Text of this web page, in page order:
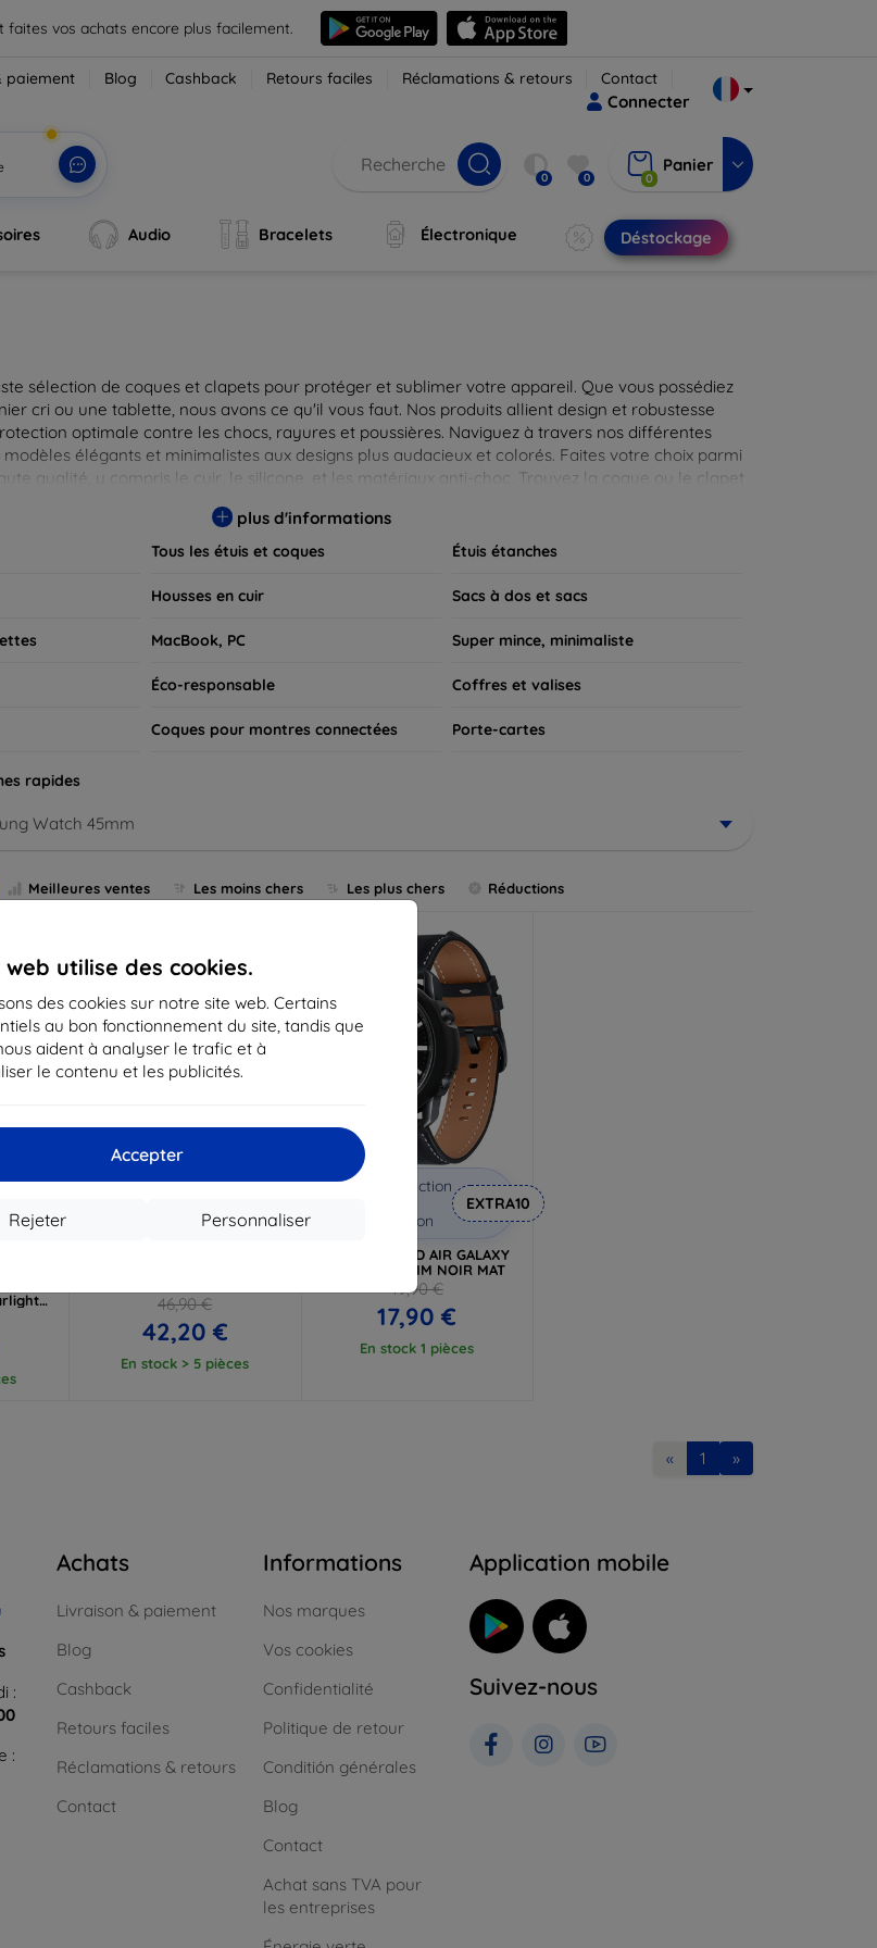
faites vos achats encore plus facilement.
web utilise des cookies.
des cookies sur notre site web. Certains
au bon fonctionnement du site, tandis que
aident à analyser le trafic et à
le contenu et les publicités.
Accepter
Personnaliser
Rejeter
paiement Blog Cashback Retours faciles Réclamations & retours Contact
Connecter
0 0 0
Panier
Audio Bracelets Électronique Déstockage
sélection de coques et clapets pour protéger et sublimer votre appareil. Que vous possédiez
cri ou une tablette, nous avons ce qu'il vous faut. Nos produits allient design et robustesse
optimale contre les chocs, rayures et poussières. Naviguez à travers nos différentes
élégants et minimalistes aux designs plus audacieux et colorés. Faites votre choix parmi
qualité, y compris le cuir, le silicone, et les matériaux anti-choc. Trouvez la coque ou le clapet
plus d'informations
Tous les étuis et coques Étuis étanches
Housses en cuir Sacs à dos et sacs
MacBook, PC Super mince, minimaliste
Éco-responsable Coffres et valises
Coques pour montres connectées Porte-cartes
rapides
Watch 45mm
Meilleures ventes Les moins chers Les plus chers Réductions
/ 5
Réduction
46,90 €
42,20 €
En stock > 5 pièces
Réduction
coupon
EXTRA10
SPIGEN LIQUID AIR GALAXY
WATCH 3 45MM NOIR MAT
19,90 €
17,90 €
En stock 1 pièces
« 1 »
:
:
Achats
Livraison & paiement
Blog
Cashback
Retours faciles
Réclamations & retours
Contact
Informations
Nos marques
Vos cookies
Confidentialité
Politique de retour
Conditión générales
Blog
Contact
Achat sans TVA pour
les entreprises
Application mobile
Suivez-nous